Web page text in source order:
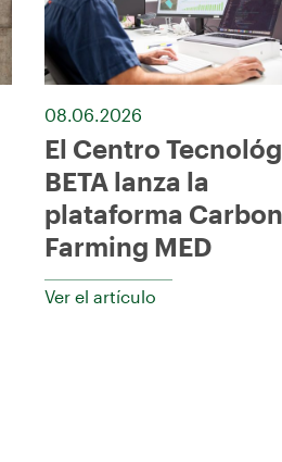
08.06.2026
El Centro
BETA lanza la
plataforma Carbon
Farming MED
Ver el artículo